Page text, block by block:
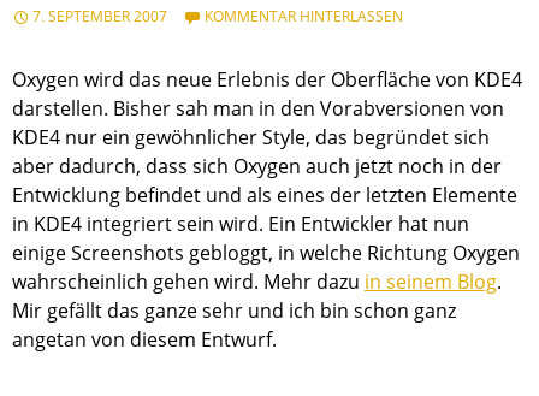
7. SEPTEMBER 2007 KOMMENTAR HINTERLASSEN
Oxygen wird das neue Erlebnis der Oberfläche von KDE4
darstellen. Bisher sah man in den Vorabversionen von
KDE4 nur ein gewöhnlicher Style, das begründet sich
aber dadurch, dass sich Oxygen auch jetzt noch in der
Entwicklung befindet und als eines der letzten Elemente
in KDE4 integriert sein wird. Ein Entwickler hat nun
einige Screenshots gebloggt, in welche Richtung Oxygen
wahrscheinlich gehen wird. Mehr dazu in seinem Blog.
Mir gefällt das ganze sehr und ich bin schon ganz
angetan von diesem Entwurf.